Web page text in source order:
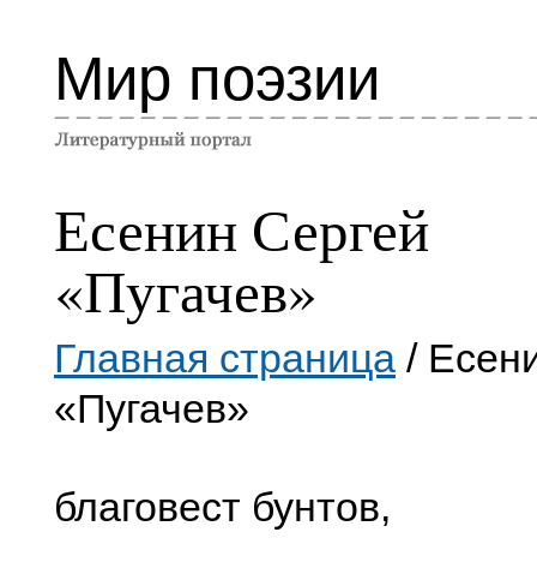
Мир поэзии
Есенин Сергей
«Пугачев»
Главная страница /
«Пугачев»
благовест бунтов,